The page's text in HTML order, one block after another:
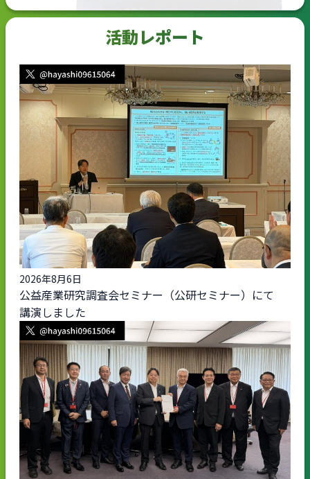
活動レポート
2026年8月6日
公益産業研究調査会セミナー（公研セミナー）にて
講演しました